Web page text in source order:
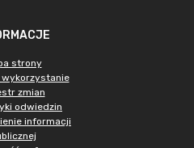
strony
wykorzystanie
zmian
odwiedzin
informacji